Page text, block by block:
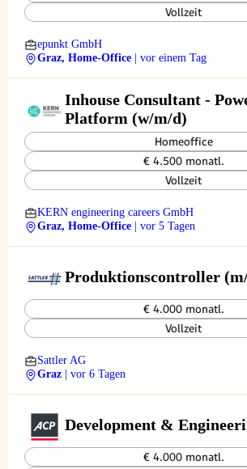
Vollzeit
epunkt GmbH
Graz, Home-Office
| vor einem Tag
Inhouse Consultant -
Platform (w/m/d)
Homeoffice
€ 4.500 monatl.
Vollzeit
KERN engineering careers GmbH
Graz, Home-Office
| vor 5 Tagen
Produktionscontroller
€ 4.000 monatl.
Vollzeit
Sattler AG
Graz
| vor 6 Tagen
Development &
€ 4.000 monatl.